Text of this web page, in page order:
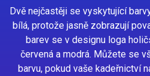
Dvě nejčastěji se vyskytující
bílá, protože jasně zobrazují
barev se v designu loga
červená a modrá. Můžete se
barvu, pokud vaše kadeřnictví